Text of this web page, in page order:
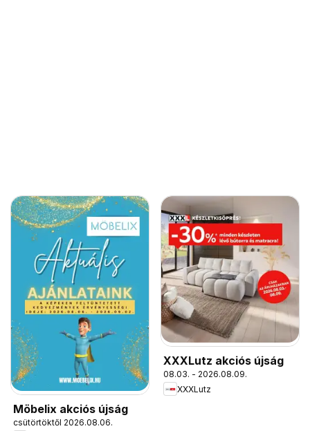
Möbelix akciós újság
csütörtöktől 2026.08.06.
XXXLutz akciós újság
08.03. - 2026.08.09.
XXXLutz